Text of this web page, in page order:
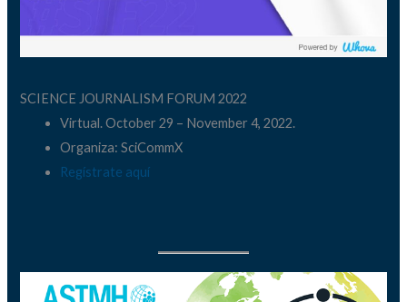
SCIENCE JOURNALISM FORUM 2022
Virtual. October 29 – November 4, 2022.
Organiza: SciCommX
Regístrate aquí